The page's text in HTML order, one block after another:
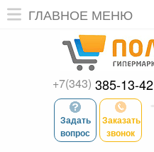
ГЛАВНОЕ МЕНЮ
+7(343) 385-13-42
Задать
вопрос
Заказать
звонок